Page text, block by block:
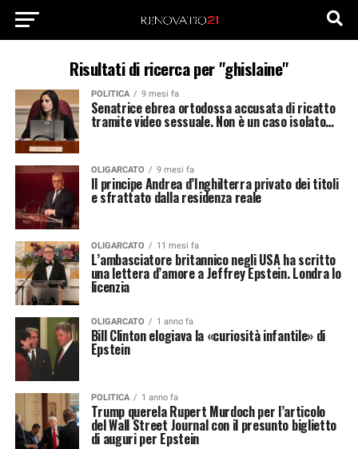
Risultati di ricerca per "ghislaine"
POLITICA 9 mesi fa
Senatrice ebrea ortodossa accusata di ricatto
tramite video sessuale. Non è un caso isolato…
OLIGARCATO 9 mesi fa
Il principe Andrea d’Inghilterra privato dei titoli
e sfrattato dalla residenza reale
OLIGARCATO 11 mesi fa
L’ambasciatore britannico negli USA ha scritto
una lettera d’amore a Jeffrey Epstein. Londra lo
licenzia
OLIGARCATO 1 anno fa
Bill Clinton elogiava la «curiosità infantile» di
Epstein
POLITICA 1 anno fa
Trump querela Rupert Murdoch per l’articolo
del Wall Street Journal con il presunto biglietto
di auguri per Epstein